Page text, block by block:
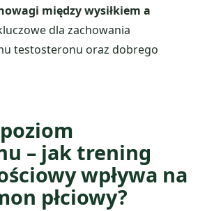
między wysiłkiem a
dla zachowania
testosteronu oraz dobrego
– jak trening
wpływa na
płciowy?